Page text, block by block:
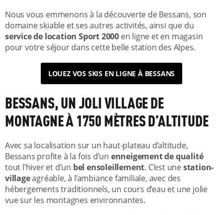
Nous vous emmenons à la découverte de Bessans, son
domaine skiable et ses autres activités, ainsi que du
service de location Sport 2000 en ligne et en magasin
pour votre séjour dans cette belle station des Alpes.
LOUEZ VOS SKIS EN LIGNE À BESSANS
BESSANS, UN JOLI VILLAGE DE
MONTAGNE À 1750 MÈTRES D’ALTITUDE
Avec sa localisation sur un haut-plateau d’altitude,
Bessans profite à la fois d’un enneigement de qualité
tout l’hiver et d’un bel ensoleillement. C’est unestation-
villageagréable, à l’ambiance familiale, avec des
hébergements traditionnels, un cours d’eau et une jolie
vue sur les montagnes environnantes.